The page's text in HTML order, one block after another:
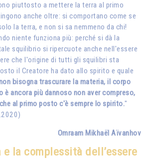
piuttosto a mettere la terra al primo
anche oltre: si comportano come se
la terra, e non si sa nemmeno da chi!
niente funziona più: perché si dà la
squilibrio si ripercuote anche nell'essere
che l'origine di tutti gli squilibri sta
il Creatore ha dato allo spirito e quale
bisogna trascurare la materia, il corpo
è ancora più dannoso non aver compreso,
al primo posto c'è sempre lo spirito."
Omraam Mikhaël Aïvanhov
e la complessità dell’essere